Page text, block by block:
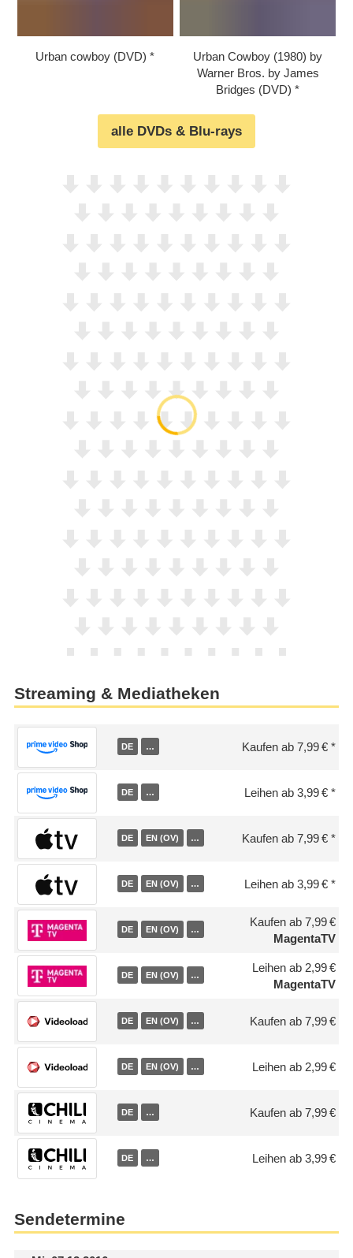
Urban cowboy (DVD)
Urban Cowboy (1980) by
Warner Bros. by James
Bridges (DVD)
alle DVDs & Blu-rays
Streaming & Mediatheken
DE … Kaufen ab 7,99 €
DE … Leihen ab 3,99 €
DE EN (OV) … Kaufen ab 7,99 €
DE EN (OV) … Leihen ab 3,99 €
DE EN (OV) …
Kaufen ab 7,99 €
MagentaTV
DE EN (OV) …
Leihen ab 2,99 €
MagentaTV
DE EN (OV) … Kaufen ab 7,99 €
DE EN (OV) … Leihen ab 2,99 €
DE … Kaufen ab 7,99 €
DE … Leihen ab 3,99 €
Sendetermine